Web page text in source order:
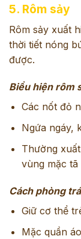
5. Rôm sảy
Rôm sảy xuất
thời tiết nóng
được.
Biểu hiện rôm
Các nốt đỏ
Ngứa ngáy,
Thường
vùng mặc tã
Cách phòng
Giữ cơ thể
Mặc quần